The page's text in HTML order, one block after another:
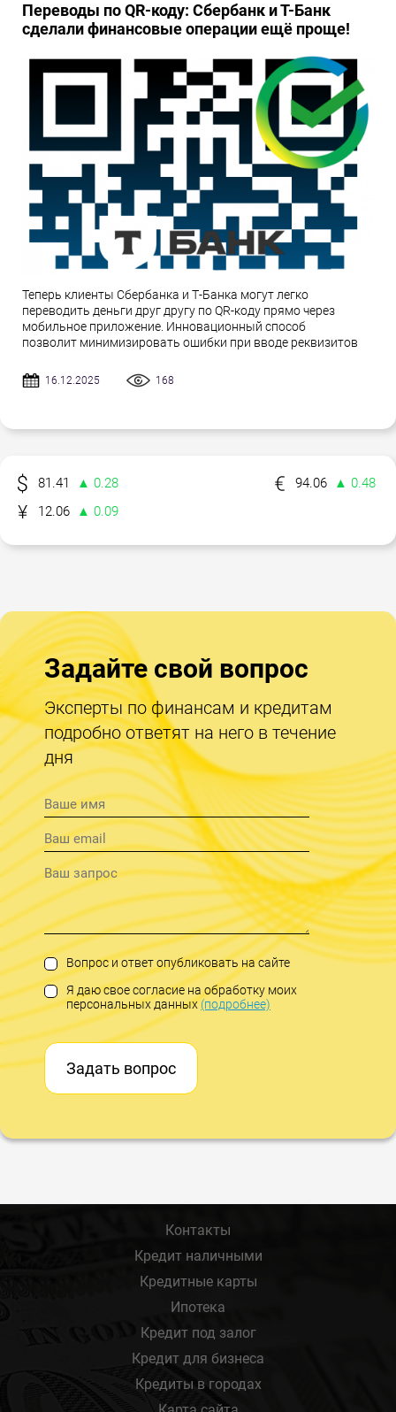
Переводы по QR-коду: Сбербанк и Т-Банк
сделали финансовые операции ещё проще!
Теперь клиенты Сбербанка и Т-Банка могут легко
переводить деньги друг другу по QR-коду прямо через
мобильное приложение. Инновационный способ
позволит минимизировать ошибки при вводе реквизитов
16.12.2025 168
81.41 ▲ 0.28 94.06
▲ 0.48
12.06
▲ 0.09
Задайте свой вопрос
Эксперты по финансам и кредитам
подробно ответят на него в течение
дня
Вопрос и ответ опубликовать на сайте
Я даю свое согласие на обработку моих
персональных данных(подробнее)
Задать вопрос
Контакты
Кредит наличными
Кредитные карты
Ипотека
Кредит под залог
Кредит для бизнеса
Кредиты в городах